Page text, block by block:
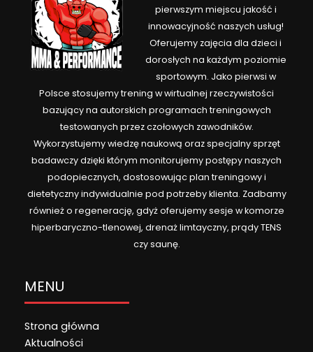
pierwszym miejscu jakość i
innowacyjność naszych usług!
Oferujemy zajęcia dla dzieci i
dorosłych na każdym poziomie
sportowym. Jako pierwsi w
Polsce stosujemy trening w wirtualnej rzeczywistości
bazujący na autorskich programach treningowych
testowanych przez czołowych zawodników.
Wykorzystujemy wiedzę naukową oraz specjalny sprzęt
badawczy dzięki którym monitorujemy postępy naszych
podopiecznych, dostosowując plan treningowy i
dietetyczny indywidualnie pod potrzeby klienta. Zadbamy
również o regenerację, gdyż oferujemy sesje w komorze
hiperbaryczno-tlenowej, drenaż limtayczny, prądy TENS
czy saunę.
MENU
Strona główna
Aktualności